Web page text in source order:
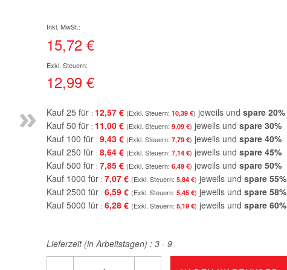
»
15,72 €
12,99 €
Kauf 25 für 12,57 € 10,39 € jeweils und spare 20%
Kauf 50 für 11,00 € 9,09 € jeweils und spare 30%
Kauf 100 für 9,43 € 7,79 € jeweils und spare 40%
Kauf 250 für 8,64 € 7,14 € jeweils und spare 45%
Kauf 500 für 7,85 € 6,49 € jeweils und spare 50%
Kauf 1000 für 7,07 € 5,84 € jeweils und spare 55%
Kauf 2500 für 6,59 € 5,45 € jeweils und spare 58%
Kauf 5000 für 6,28 € 5,19 € jeweils und spare 60%
Lieferzeit (in Arbeitstagen) : 3 - 9